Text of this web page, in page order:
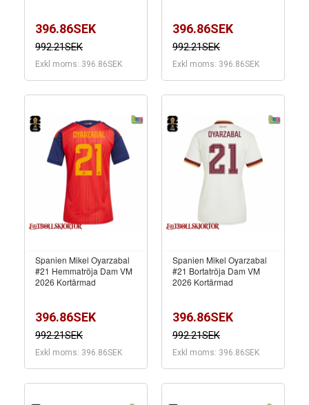
396.86SEK
992.21SEK
Exkl moms: 396.86SEK
396.86SEK
992.21SEK
Exkl moms: 396.86SEK
Spanien Mikel Oyarzabal
#21 Hemmatröja Dam VM
2026 Kortärmad
396.86SEK
992.21SEK
Exkl moms: 396.86SEK
Spanien Mikel Oyarzabal
#21 Bortatröja Dam VM
2026 Kortärmad
396.86SEK
992.21SEK
Exkl moms: 396.86SEK